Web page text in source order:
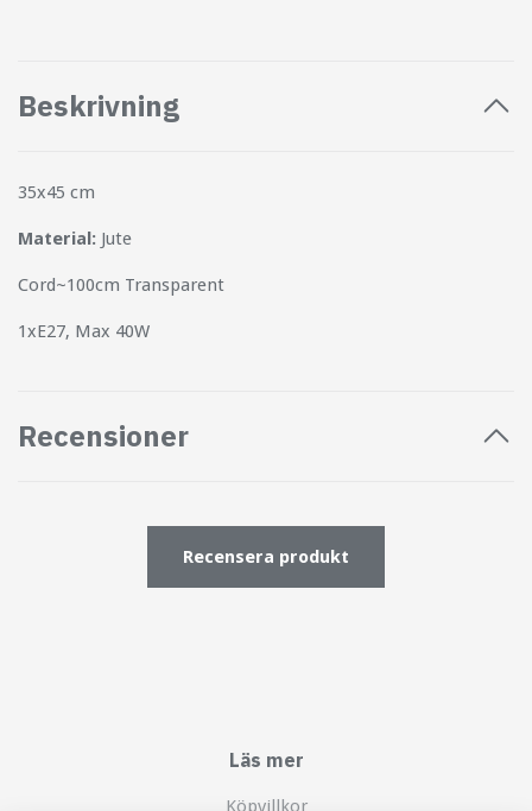
Beskrivning
35x45 cm
Material: Jute
Cord~100cm Transparent
1xE27, Max 40W
Recensioner
Recensera produkt
Läs mer
Köpvillkor